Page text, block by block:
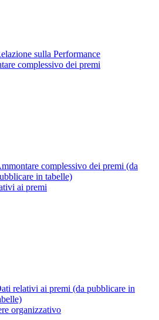
sulla Performance
complessivo dei premi
complessivo dei premi (da
in tabelle)
ai premi
relativi ai premi (da pubblicare in
organizzativo